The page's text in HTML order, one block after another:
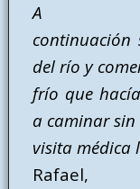
A
del río y
frío que
a caminar
visita médica
Rafael,